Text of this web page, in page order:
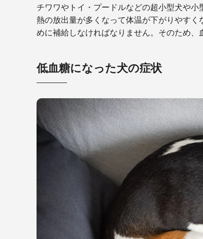
チワワやトイ・プードルなどの超小型犬や
熱の放出量が多くなって体温が下がりやす
めに補給しなければなりません。そのため、
低血糖になった犬の症状